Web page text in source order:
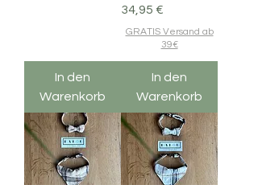
In den
Warenkorb
Preis
34,95 €
GRATIS Versand ab
39€
In den
Warenkorb